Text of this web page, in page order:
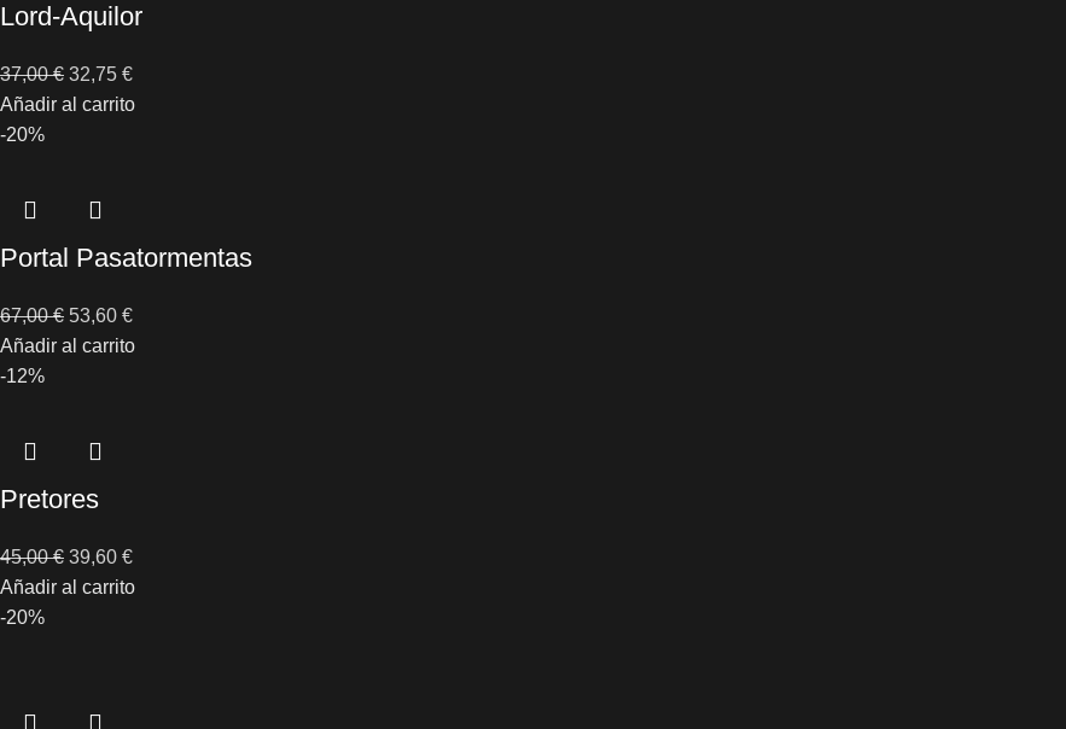
Lord-Aquilor
37,00€ 32,75 €
Añadir al carrito
-20%
Portal Pasatormentas
67,00€ 53,60 €
Añadir al carrito
-12%
Pretores
45,00€ 39,60 €
Añadir al carrito
-20%